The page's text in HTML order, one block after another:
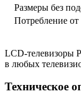
Размеры без
Потребление от
LCD-телевизоры
в любых
Техническое